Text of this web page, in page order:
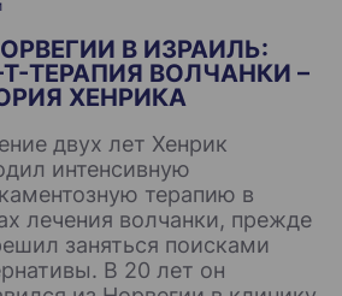
В ИЗРАИЛЬ:
T-ТЕРАПИЯ ВОЛЧАНКИ –
ХЕНРИКА
двух лет Хенрик
интенсивную
терапию в
лечения волчанки, прежде
заняться поисками
В 20 лет он